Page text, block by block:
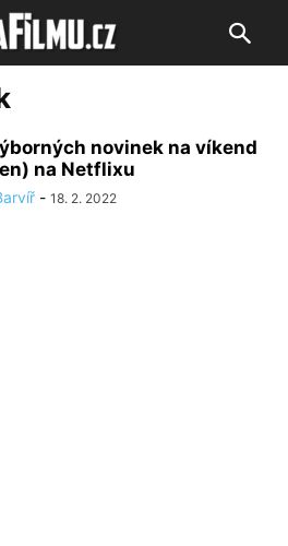
novinek na víkend
na Netflixu
- 18. 2. 2022